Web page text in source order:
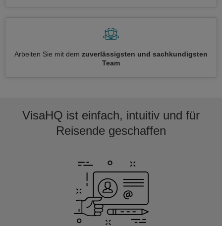
Arbeiten Sie mit dem zuverlässigsten und sachkundigsten
Team
VisaHQ ist einfach, intuitiv und für
Reisende geschaffen